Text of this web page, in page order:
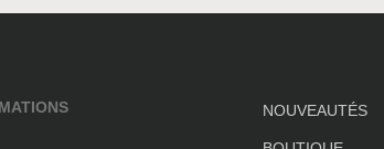
NOUVEAUTÉS